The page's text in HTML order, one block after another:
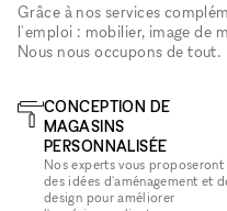
Grâce à nos services
l'emploi : mobilier, image de
Nous nous occupons de tout.
CONCEPTION DE
MAGASINS
PERSONNALISÉE
Nos experts vous proposeront
des idées d'aménagement et
design pour améliorer